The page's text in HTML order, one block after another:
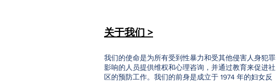
关于我们 >
我们的使命是为所有受到性暴力和受其他侵害人身犯罪
影响的人员提供维权和心理咨询，并通过教育来促进社
区的预防工作。我们的前身是成立于 1974 年的妇女反